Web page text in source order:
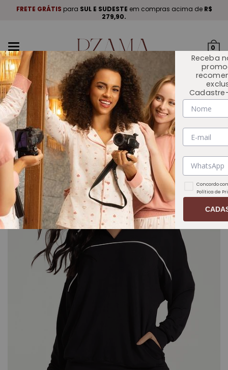
FRETE GRÁTIS para SUL E SUDESTE em compras acima de R$
279,90.
navegação
0
INÍCIO COLEÇÕES
Receba
Concordo
Política de